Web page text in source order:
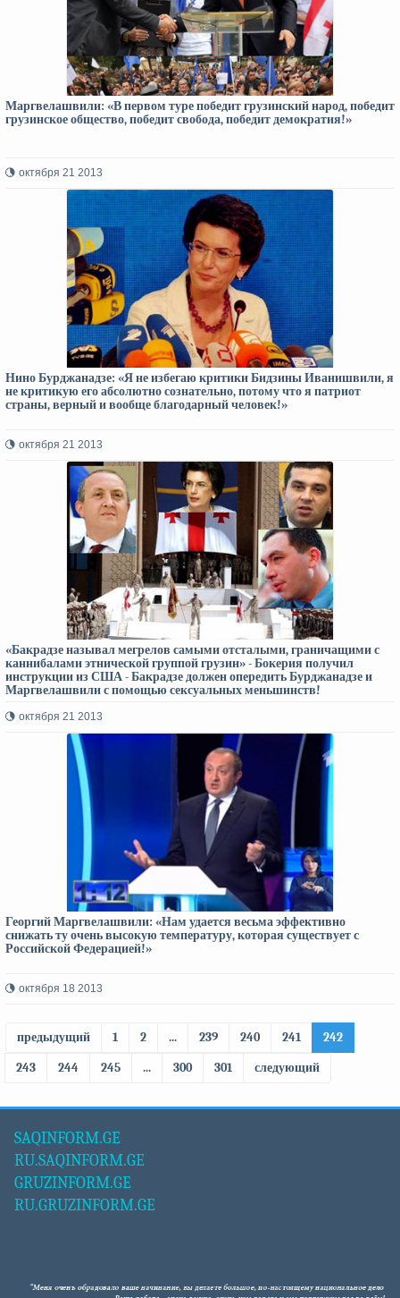
Маргвелашвили: «В первом туре победит грузинский народ, победит
грузинское общество, победит свобода, победит демократия!»
октября 21 2013
Нино Бурджанадзе: «Я не избегаю критики Бидзины Иванишвили, я
не критикую его абсолютно сознательно, потому что я патриот
страны, верный и вообще благодарный человек!»
октября 21 2013
«Бакрадзе называл мегрелов самыми отсталыми, граничащими с
каннибалами этнической группой грузин» - Бокерия получил
инструкции из США - Бакрадзе должен опередить Бурджанадзе и
Маргвелашвили с помощью сексуальных меньшинств!
октября 21 2013
Георгий Маргвелашвили: «Нам удается весьма эффективно
снижать ту очень высокую температуру, которая существует с
Российской Федерацией!»
октября 18 2013
предыдущий 1 2 ... 239 240 241
242
243
244 245 ... 300 301 следующий
SAQINFORM.GE
RU.SAQINFORM.GE
GRUZINFORM.GE
RU.GRUZINFORM.GE